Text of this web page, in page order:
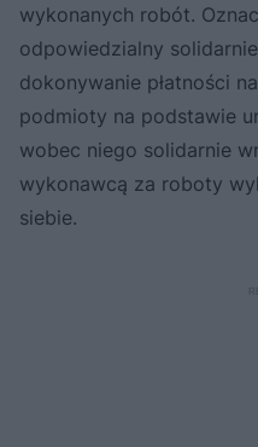
wykonanych robót.
odpowiedzialny
dokonywanie płatności
podmioty na podstawie
wobec niego solidarnie
wykonawcą za roboty
siebie.